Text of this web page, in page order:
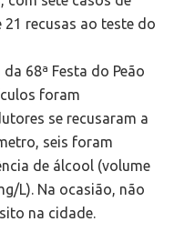
recusas ao teste do
68ª Festa do Peão
foram
se recusaram a
seis foram
de álcool (volume
L). Na ocasião, não
na cidade.